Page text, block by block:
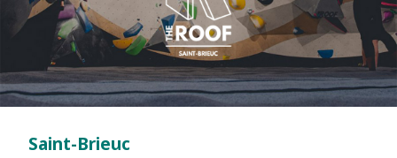
Saint-Brieuc